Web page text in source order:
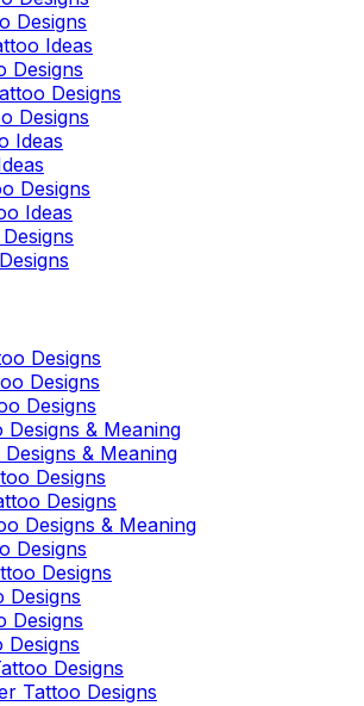
Designs
Ideas
Designs
Designs
Designs
Ideas
Designs
Ideas
Designs
Designs
Designs
& Meaning
& Meaning
Designs
Designs
Designs & Meaning
Designs
Designs
Designs
Designs
Designs
Designs
Tattoo Designs